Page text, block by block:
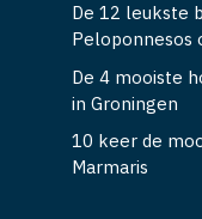
De 12 leukste
Peloponnesos
De 4 mooiste
in Groningen
10 keer de
Marmaris